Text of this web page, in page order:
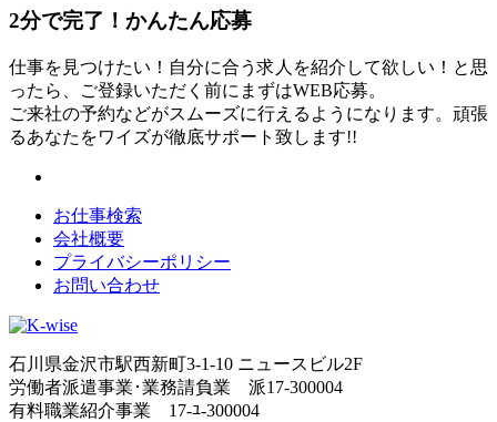
2分で完了！かんたん応募
仕事を見つけたい！自分に合う求人を紹介して欲しい！と思
ったら、ご登録いただく前にまずはWEB応募。
ご来社の予約などがスムーズに行えるようになります。頑張
るあなたをワイズが徹底サポート致します!!
お仕事検索
会社概要
プライバシーポリシー
お問い合わせ
石川県金沢市駅西新町3-1-10 ニュースビル2F
労働者派遣事業･業務請負業 派17-300004
有料職業紹介事業 17-ﾕ-300004